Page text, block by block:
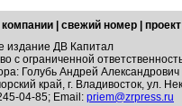
компании свежий номер
издание ДВ Капитал
с ограниченной
Голубь Андрей Александрович
край, г. Владивосток, ул.
04-85; Email: priem@zrpress.ru